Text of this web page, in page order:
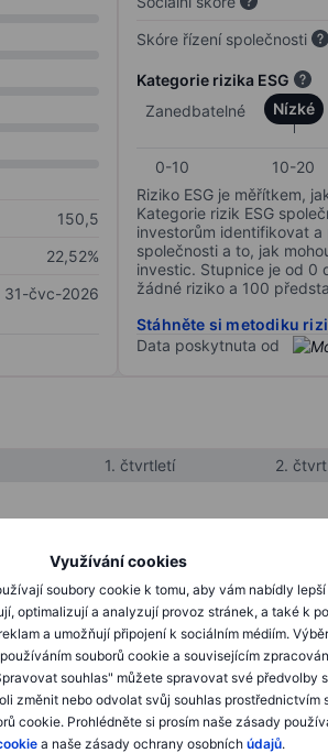
Využívání cookies
soubory cookie k tomu, aby vám nabídly
optimalizují a analyzují provoz stránek, a také k
a umožňují připojení k sociálním médiím.
souborů cookie a souvisejícím
souhlas" můžete spravovat své předvolby
změnit nebo odvolat svůj souhlas prostřednictvím
cookie. Prohlédněte si prosím naše zásady
a naše zásady ochrany osobních údajů.
150,5
22,52%
31-čvc-2026
Skóre řízení společnosti
Kategorie rizika ESG
Zanedbatelné
Nízké
0-10 10-20
Riziko ESG je měřítkem,
Kategorie rizik ESG
investorům identifikovat a
společnosti a to, jak
investic. Stupnice je od 0
žádné riziko a 100
Stáhněte si metodiku
Data poskytnuta od
1. čtvrtletí 2.
XXXXXXX
XXXXXXX
XXXXXXX
XXXXXXX